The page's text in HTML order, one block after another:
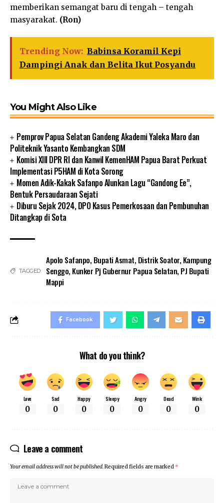
memberikan semangat baru di tengah – tengah
masyarakat. (Ron)
Trending Now: Babinsa Koramil Kepi
Dampingi Anak dan Belita Ikut Posyandu
You Might Also Like
Pemprov Papua Selatan Gandeng Akademi Yaleka Maro dan
Politeknik Yasanto Kembangkan SDM
Komisi XIII DPR RI dan Kanwil KemenHAM Papua Barat Perkuat
Implementasi P5HAM di Kota Sorong
Momen Adik-Kakak Safanpo Alunkan Lagu “Gandong Ee”,
Bentuk Persaudaraan Sejati
Diburu Sejak 2024, DPO Kasus Pemerkosaan dan Pembunuhan
Ditangkap di Sota
TAGGED:
Apolo Safanpo, Bupati Asmat, Distrik Soator, Kampung
Senggo, Kunker Pj Gubernur Papua Selatan, PJ Bupati
Mappi
Facebook
What do you think?
Love
0
Sad
0
Happy
0
Sleepy
0
Angry
0
Dead
0
Wink
0
Leave a comment
Your email address will not be published.Required fields are marked *